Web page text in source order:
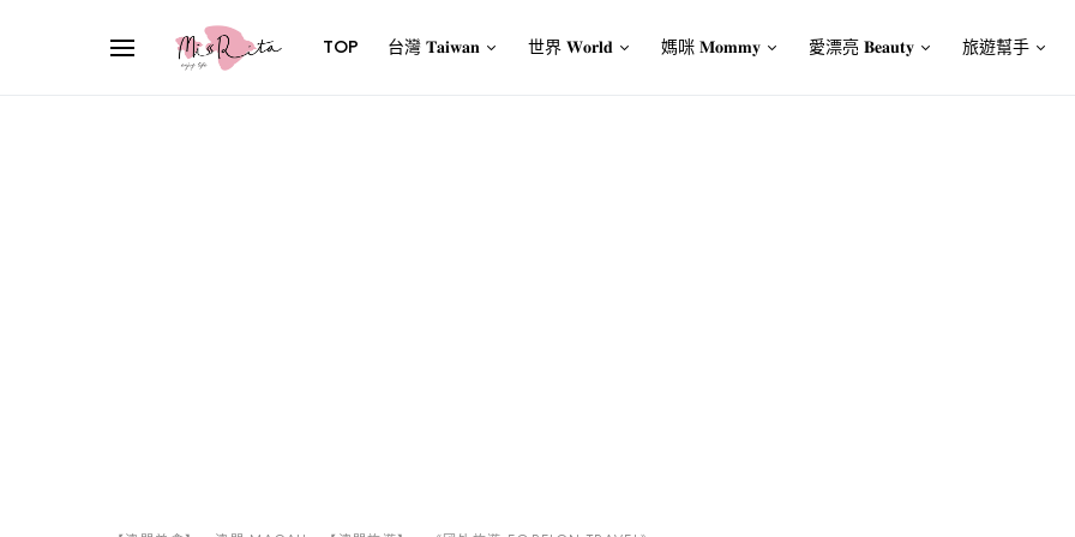
TOP 台灣 𝐓𝐚𝐢𝐰𝐚𝐧 世界 𝐖𝐨𝐫𝐥𝐝 媽咪 𝐌𝐨𝐦𝐦𝐲 愛漂亮 𝐁𝐞𝐚𝐮𝐭𝐲 旅遊幫手